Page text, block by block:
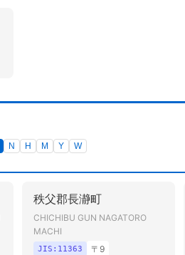
N H M Y W
秩父郡長瀞町
CHICHIBU GUN NAGATORO
MACHI
JIS: 11363 〒9